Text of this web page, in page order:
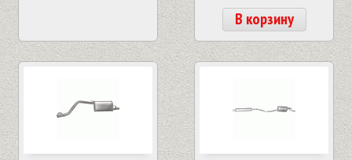
В корзину